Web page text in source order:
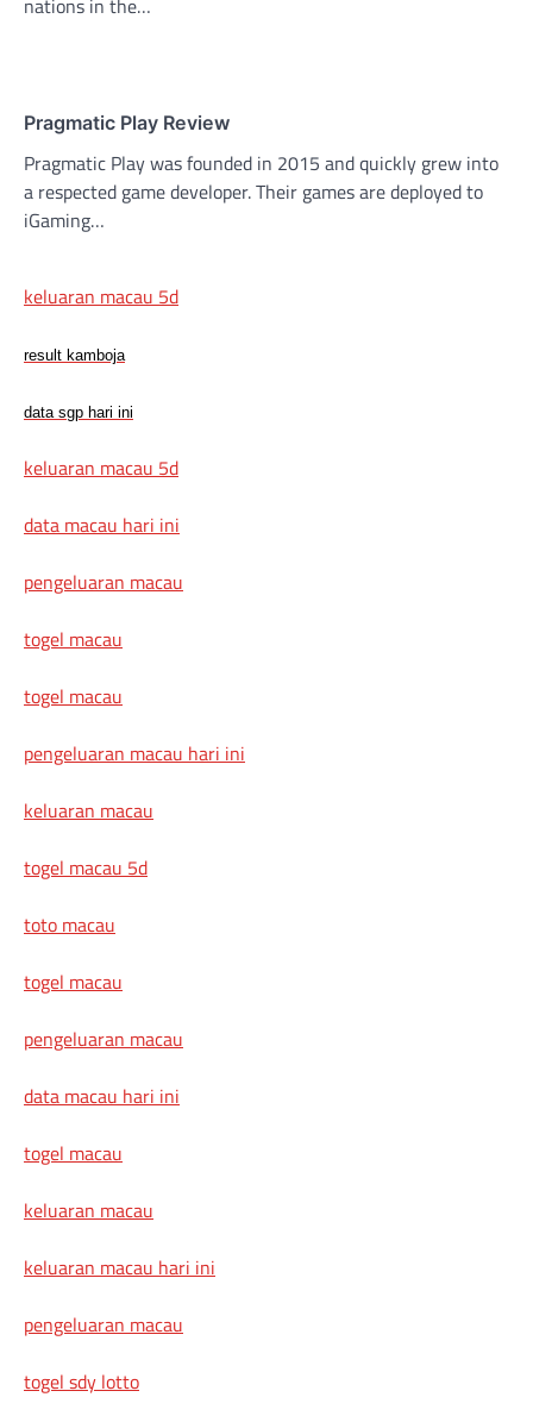
nations in the…
Pragmatic Play Review
Pragmatic Play was founded in 2015 and quickly grew into
a respected game developer. Their games are deployed to
iGaming…
keluaran macau 5d
result kamboja
data sgp hari ini
keluaran macau 5d
data macau hari ini
pengeluaran macau
togel macau
togel macau
pengeluaran macau hari ini
keluaran macau
togel macau 5d
toto macau
togel macau
pengeluaran macau
data macau hari ini
togel macau
keluaran macau
keluaran macau hari ini
pengeluaran macau
togel sdy lotto